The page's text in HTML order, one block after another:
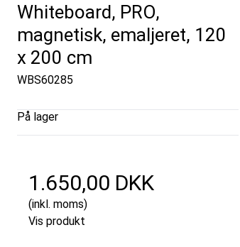
Whiteboard, PRO,
magnetisk, emaljeret, 120
x 200 cm
WBS60285
På lager
1.650,00 DKK
(inkl. moms)
Vis produkt